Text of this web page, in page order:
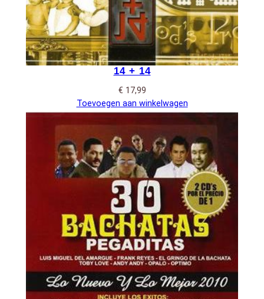
14 + 14
€ 17,99
Toevoegen aan winkelwagen